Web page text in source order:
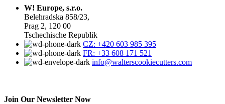
W! Europe, s.r.o.
Belehradska 858/23,
Prag 2, 120 00
Tschechische Republik
CZ: +420 603 985 395
FR: +33 608 171 521
info@walterscookiecutters.com
Join Our Newsletter Now